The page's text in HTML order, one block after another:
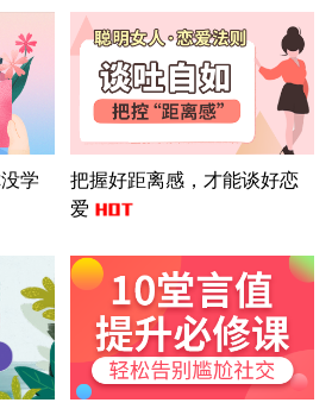
案
朝阳 151****3189
22分钟前
户 巧?媚儿 通过此页面咨询，已获得专属情感
东 177****9074
56分钟前
户 Liberty 通过此页面咨询，已获得专属情感
-广州 188****5632
武汉 135****7410
41分钟前
户 困困魚? 通过此页面咨询，已获得专属情感
西安 139****6283
3分钟前
学
把握好距离感，才能谈好恋
爱